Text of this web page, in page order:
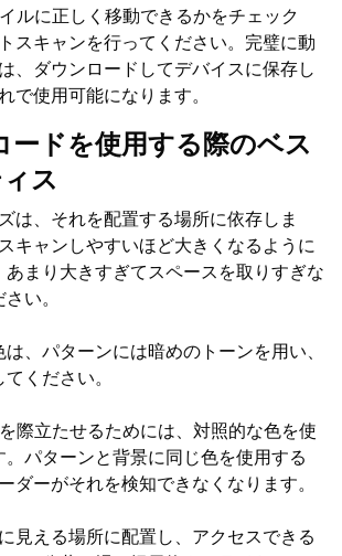
ルに正しく移動できるかをチェック
スキャンを行ってください。完璧に動
、ダウンロードしてデバイスに保存し
で使用可能になります。
ードを使用する際のベス
ス
は、それを配置する場所に依存しま
キャンしやすいほど大きくなるように
あまり大きすぎてスペースを取りすぎな
い。
、パターンには暗めのトーンを用い、
ください。
際立たせるためには、対照的な色を使
。パターンと背景に同じ色を使用する
ダーがそれを検知できなくなります。
見える場所に配置し、アクセスできる